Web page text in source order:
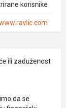
korisnike
ili zaduženost
da se